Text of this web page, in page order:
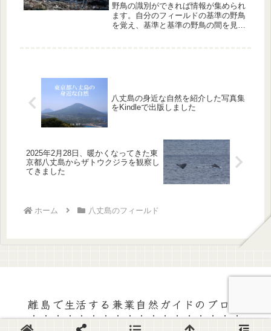
野鳥の識別ができれば情報が集められ
ます。自分のフィールドの基準の野鳥
を覚え、基準と基準の野鳥の間を見つ
八丈島の身近な自然を紹介した写真集
をKindleで出版しました
2025年2月28日、暖かくなってきた東
京都八丈島からザトウクジラを観察し
てきました
ホーム 八丈島のフィールド
離島で生活する兼業自然ガイドのブログ